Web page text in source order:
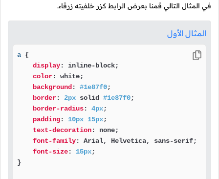
في المثال التالي قمنا بعرض الرابط كزر خلفيته زرقاء.
المثال الأول
a {
display: inline-block;
color: white;
background : #1e87f0;
border: 2px solid #1e87f0;
border-radius: 4px;
padding: 10px 15px;
text-decoration: none;
font-family: Arial, Helvetica, sans-serif;
font-size: 15px;
}